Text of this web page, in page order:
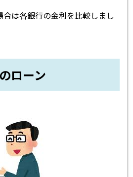
は各銀行の金利を比較しまし
ローン